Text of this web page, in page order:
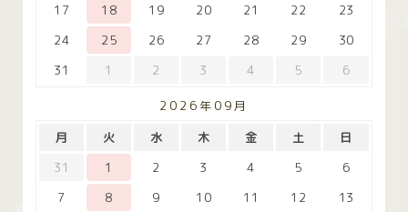
17
18 19 20 21 22
23
24
25 26 27 28 29
30
31
1 2 3 4 5 6
2026年09月
月
火 水 木 金 土
日
31
1 2 3 4 5
6
7
8 9 10 11 12 13